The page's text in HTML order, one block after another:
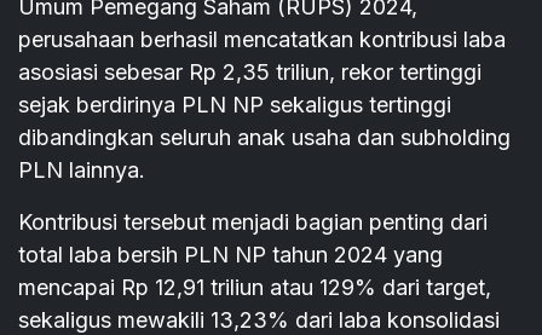
Umum Pemegang Saham (RUPS) 2024,
perusahaan berhasil mencatatkan kontribusi laba
asosiasi sebesar Rp 2,35 triliun, rekor tertinggi
sejak berdirinya PLN NP sekaligus tertinggi
dibandingkan seluruh anak usaha dan subholding
PLN lainnya.
Kontribusi tersebut menjadi bagian penting dari
total laba bersih PLN NP tahun 2024 yang
mencapai Rp 12,91 triliun atau 129% dari target,
sekaligus mewakili 13,23% dari laba konsolidasi